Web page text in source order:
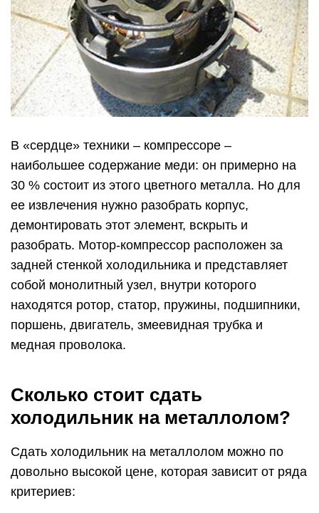
В «сердце» техники – компрессоре –
наибольшее содержание меди: он примерно на
30 % состоит из этого цветного металла. Но для
ее извлечения нужно разобрать корпус,
демонтировать этот элемент, вскрыть и
разобрать. Мотор-компрессор расположен за
задней стенкой холодильника и представляет
собой монолитный узел, внутри которого
находятся ротор, статор, пружины, подшипники,
поршень, двигатель, змеевидная трубка и
медная проволока.
Сколько стоит сдать
холодильник на металлолом?
Сдать холодильник на металлолом можно по
довольно высокой цене, которая зависит от ряда
критериев: